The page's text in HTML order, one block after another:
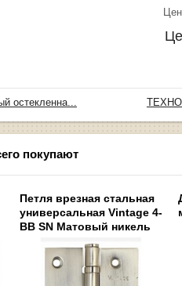
остекленна... ТЕХНО-
покупают
Петля врезная стальная
универсальная Vintage 4-
BB SN Матовый никель